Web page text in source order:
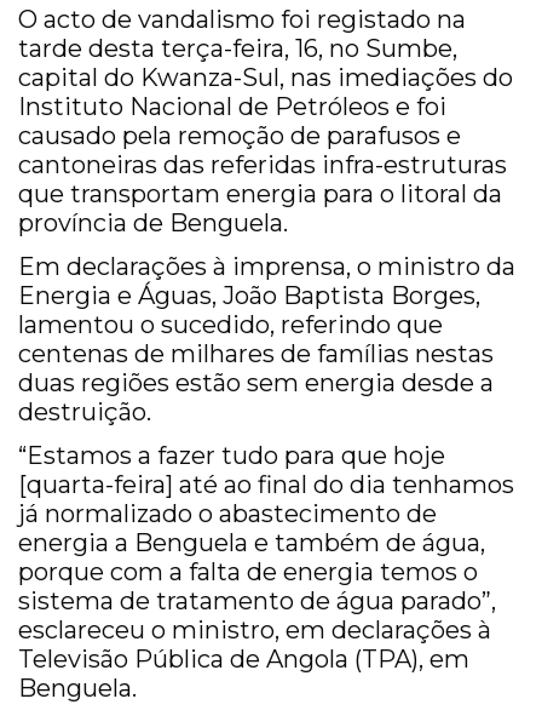
O acto de vandalismo foi registado na
tarde desta terça-feira, 16, no Sumbe,
capital do Kwanza-Sul, nas imediações do
Instituto Nacional de Petróleos e foi
causado pela remoção de parafusos e
cantoneiras das referidas infra-estruturas
que transportam energia para o litoral da
província de Benguela.
Em declarações à imprensa, o ministro da
Energia e Águas, João Baptista Borges,
lamentou o sucedido, referindo que
centenas de milhares de famílias nestas
duas regiões estão sem energia desde a
destruição.
“Estamos a fazer tudo para que hoje
[quarta-feira] até ao final do dia tenhamos
já normalizado o abastecimento de
energia a Benguela e também de água,
porque com a falta de energia temos o
sistema de tratamento de água parado”,
esclareceu o ministro, em declarações à
Televisão Pública de Angola (TPA), em
Benguela.